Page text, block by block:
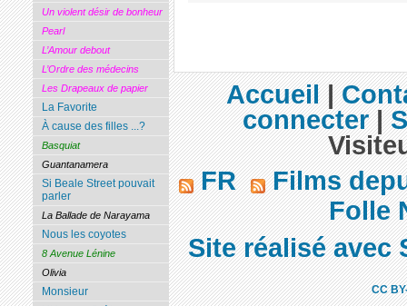
Un violent désir de bonheur
Pearl
L’Amour debout
L’Ordre des médecins
Les Drapeaux de papier
La Favorite
À cause des filles ...?
Basquiat
Guantanamera
Si Beale Street pouvait
parler
La Ballade de Narayama
Nous les coyotes
8 Avenue Lénine
Olivia
Monsieur
Accueil|
connecter|
FR
Films
Folle
Site réalisé avec
CC